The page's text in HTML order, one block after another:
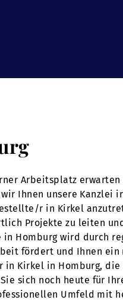
Arbeitsplatz erwarten
Ihnen unsere Kanzlei
r in Kirkel
Projekte zu leiten
Homburg wird durch
fördert und Ihnen
Kirkel in Homburg, die
sich noch heute für
Umfeld mit